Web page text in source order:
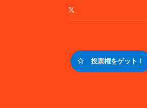
投票権をゲット！